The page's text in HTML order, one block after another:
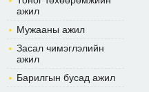
ажил
Мужааны ажил
Засал чимэглэлийн
ажил
Барилгын бусад ажил